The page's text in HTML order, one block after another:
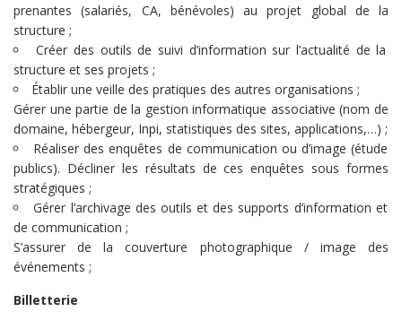
prenantes (salariés, CA, bénévoles) au projet global de la
structure ;
Créer des outils de suivi d’information sur l’actualité de la
structure et ses projets ;
Établir une veille des pratiques des autres organisations ;
Gérer une partie de la gestion informatique associative (nom de
domaine, hébergeur, Inpi, statistiques des sites, applications,…) ;
Réaliser des enquêtes de communication ou d’image (étude
publics). Décliner les résultats de ces enquêtes sous formes
stratégiques ;
Gérer l’archivage des outils et des supports d’information et
de communication ;
S’assurer de la couverture photographique / image des
événements ;
Billetterie